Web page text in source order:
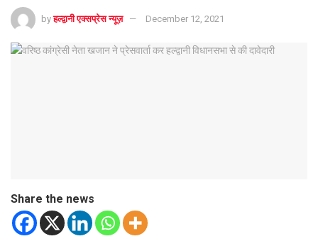
by हल्द्वानी एक्सप्रेस न्यूज़ December 12, 2021
Share the news